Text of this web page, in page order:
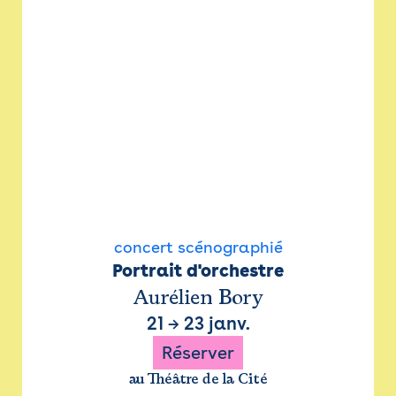
concert scénographié
Portrait d'orchestre
Aurélien Bory
21 → 23 janv.
Réserver
au Théâtre de la Cité